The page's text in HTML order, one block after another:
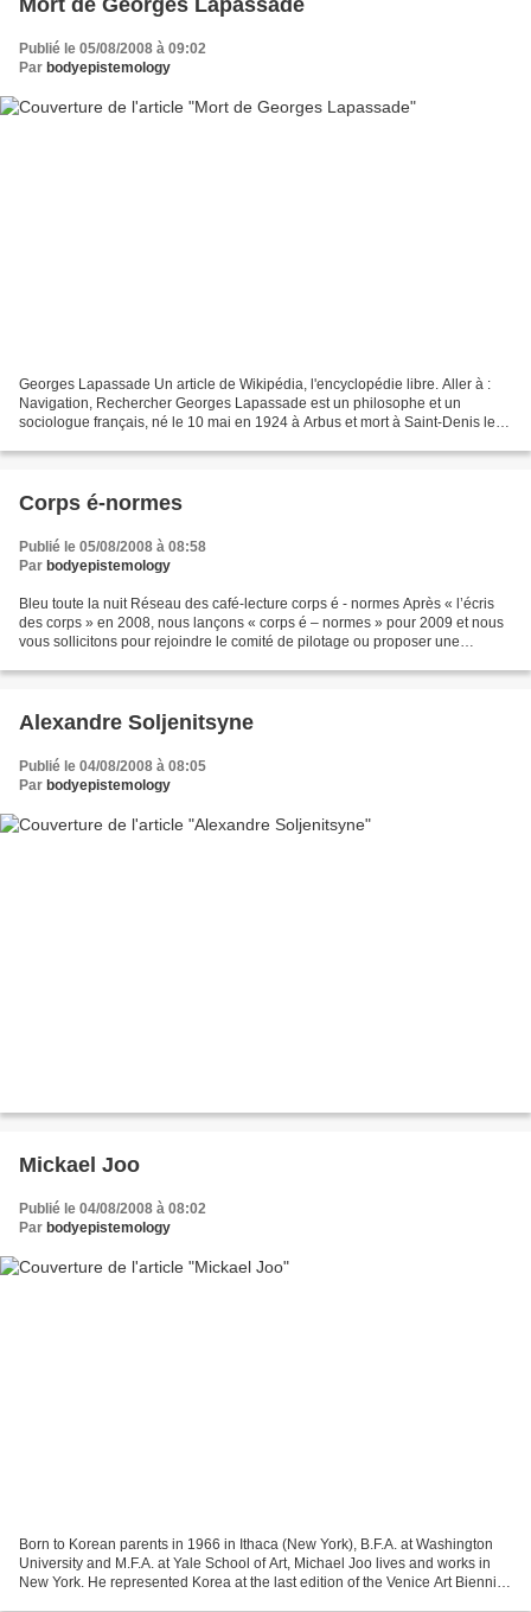
Publié le 05/08/2008 à 09:02
Par bodyepistemology
Georges Lapassade Un article de Wikipédia, l'encyclopédie libre. Aller à :
Navigation, Rechercher Georges Lapassade est un philosophe et un
sociologue français, né le 10 mai en 1924 à Arbus et mort à Saint-Denis le
Corps é-normes
Publié le 05/08/2008 à 08:58
Par bodyepistemology
Bleu toute la nuit Réseau des café-lecture corps é - normes Après « l’écris
des corps » en 2008, nous lançons « corps é – normes » pour 2009 et nous
vous sollicitons pour rejoindre le comité de pilotage ou proposer une
Alexandre Soljenitsyne
Publié le 04/08/2008 à 08:05
Par bodyepistemology
Mickael Joo
Publié le 04/08/2008 à 08:02
Par bodyepistemology
Born to Korean parents in 1966 in Ithaca (New York), B.F.A. at Washington
University and M.F.A. at Yale School of Art, Michael Joo lives and works in
New York. He represented Korea at the last edition of the Venice Art Biennial